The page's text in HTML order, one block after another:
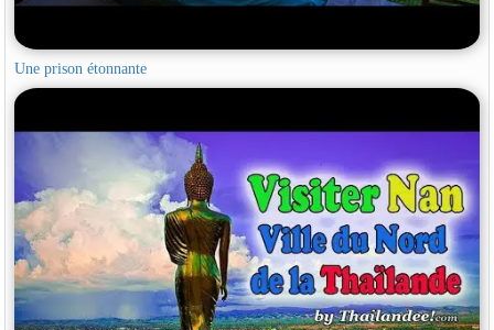
Une prison étonnante